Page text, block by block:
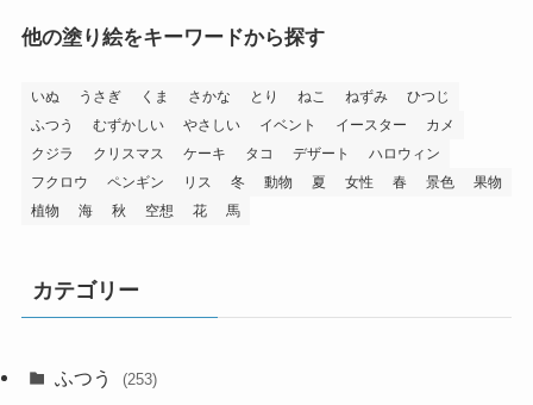
他の塗り絵をキーワードから探す
いぬ うさぎ くま さかな とり ねこ ねずみ
ひつじ
ふつう
むずかしい やさしい イベント イースター
カメ
クジラ
クリスマス ケーキ タコ デザート
ハロウィン
フクロウ
ペンギン リス 冬 動物 夏 女性 春 景色
果物
植物
海 秋 空想 花 馬
カテゴリー
ふつう (253)